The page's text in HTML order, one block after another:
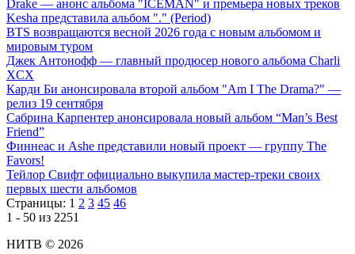
Drake — анонс альбома "ICEMAN" и премьера новых треков
Kesha представила альбом "." (Period)
BTS возвращаются весной 2026 года с новым альбомом и
мировым туром
Джек Антонофф — главный продюсер нового альбома Charli
XCX
Карди Би анонсировала второй альбом "Am I The Drama?" —
релиз 19 сентября
Сабрина Карпентер анонсировала новый альбом “Man’s Best
Friend”
Финнеас и Ashe представили новый проект — группу The
Favors!
Тейлор Свифт официально выкупила мастер-треки своих
первых шести альбомов
Страницы: 1 2 3 45 46
1 - 50 из 2251
НИТВ © 2026